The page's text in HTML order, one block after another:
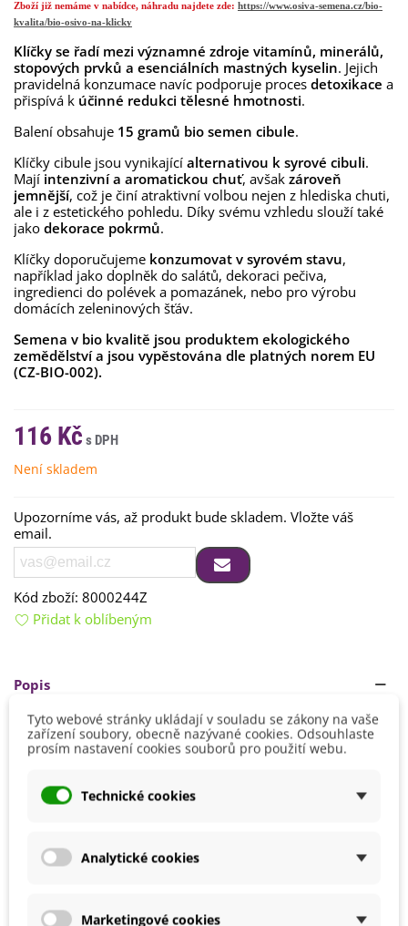
Zboží již nemáme v nabídce, náhradu najdete zde: https://www.osiva-semena.cz/bio-
kvalita/bio-osivo-na-klicky
Klíčky se řadí mezi významné zdroje vitamínů, minerálů,
stopových prvků a esenciálních mastných kyselin. Jejich
pravidelná konzumace navíc podporuje proces detoxikace a
přispívá k účinné redukci tělesné hmotnosti.
Balení obsahuje 15 gramů bio semen cibule.
Klíčky cibule jsou vynikající alternativou k syrové cibuli.
Mají intenzivní a aromatickou chuť, avšak zároveň
jemnější, což je činí atraktivní volbou nejen z hlediska chuti,
ale i z estetického pohledu. Díky svému vzhledu slouží také
jako dekorace pokrmů.
Klíčky doporučujeme konzumovat v syrovém stavu,
například jako doplněk do salátů, dekoraci pečiva,
ingredienci do polévek a pomazánek, nebo pro výrobu
domácích zeleninových šťáv.
Semena v bio kvalitě jsou produktem ekologického
zemědělství a jsou vypěstována dle platných norem EU
(CZ-BIO-002).
116 Kč
Není skladem
Upozorníme vás, až produkt bude skladem. Vložte váš
email.
Kód zboží: 8000244Z
Přidat k oblíbeným
Popis
Jak si vypěstovat klíčky?
Semena nechte9–12 dníklíčitnejlépe v klíčící misce.
Ideálníteplota klíčení je kolem
Nespotřebované klíčky je možné
v
BIO Kvalita
Tyto webové stránky ukládají v souladu se zákony na vaše
zařízení soubory, obecně nazývané cookies. Odsouhlaste
prosím nastavení cookies souborů pro použití webu.
Technické cookies
Analytické cookies
Marketingové cookies